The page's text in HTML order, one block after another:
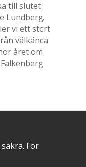
till slutet
Lundberg.
vi ett stort
välkända
året om.
För